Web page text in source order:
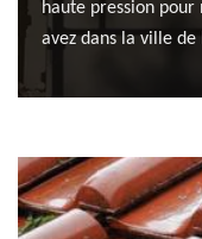
haute pression
avez dans la ville